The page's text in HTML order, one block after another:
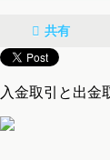
共有
入金取引と出金